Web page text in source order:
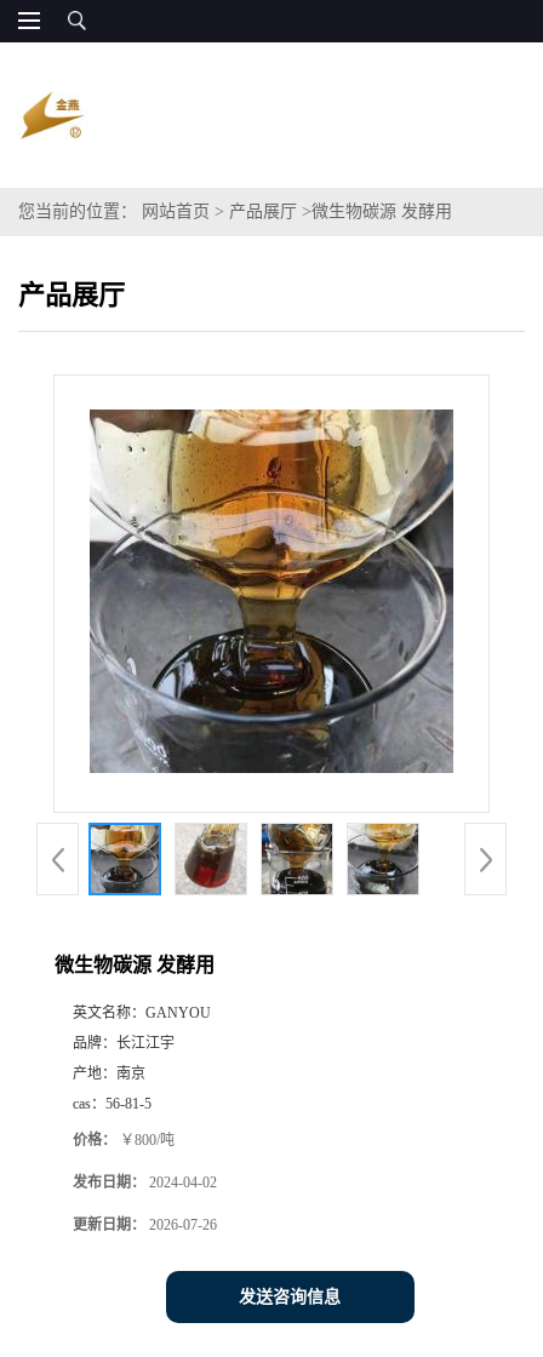
您当前的位置： 网站首页 > 产品展厅 >微生物碳源 发酵用
产品展厅
微生物碳源 发酵用
英文名称： GANYOU
品牌： 长江江宇
产地： 南京
cas： 56-81-5
价格： ￥800/吨
发布日期： 2024-04-02
更新日期： 2026-07-26
发送咨询信息